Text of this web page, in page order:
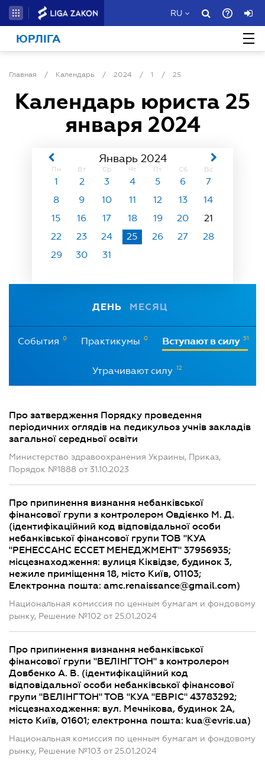
RU
ЮРЛІГА
Главная / Календарь / 2024 / 1 / 25
Календарь юриста 25
января 2024
Январь 2024
Пн Вт Ср Чт Пт Сб Вс
1 2 3 4 5 6
7
8
9 10 11 12 13
14
15
16 17 18 19 20
21
22
23 24 25 26 27
28
29
30 31
ДЕНЬ МЕСЯЦ
События 0 Практикумы 0 Вступают в силу 51
Утрачивают силу 12
Про затвердження Порядку проведення
періодичних оглядів на педикульоз учнів закладів
загальної середньої освіти
Министерство здравоохранения Украины, Приказ,
Порядок №1888 от 31.10.2023
Про припинення визнання небанківської
фінансової групи з контролером Овдієнко М. Д.
(ідентифікаційний код відповідальної особи
небанківської фінансової групи ТОВ "КУА
"РЕНЕССАНС ЕССЕТ МЕНЕДЖМЕНТ" 37956935;
місцезнаходження: вулиця Кіквідзе, будинок 3,
нежиле приміщення 18, місто Київ, 01103;
Електронна пошта: amc.renaissance@gmail.com)
Национальная комиссия по ценным бумагам и фондовому
рынку, Решение №102 от 25.01.2024
Про припинення визнання небанківської
фінансової групи "ВЕЛІНГТОН" з контролером
Довбенко А. В. (ідентифікаційний код
відповідальної особи небанківської фінансової
групи "ВЕЛІНГТОН" ТОВ "КУА "ЕВРІС" 43783292;
місцезнаходження: вул. Мечнікова, будинок 2А,
місто Київ, 01601; електронна пошта: kua@evris.ua)
Национальная комиссия по ценным бумагам и фондовому
рынку, Решение №103 от 25.01.2024